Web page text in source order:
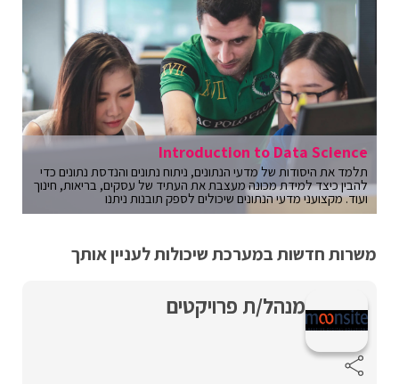
Introduction to Data Science
תלמד את היסודות של מדעי הנתונים, ניתוח נתונים והנדסת נתונים כדי
להבין כיצד למידת מכונה מעצבת את העתיד של עסקים, בריאות, חינוך
ועוד. מקצועני מדעי הנתונים שיכולים לספק תובנות ניתנו
משרות חדשות במערכת שיכולות לעניין אותך
מנהל/ת פרויקטים